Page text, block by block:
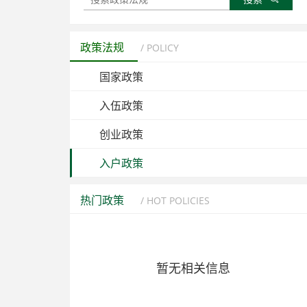
政策法规 / POLICY
国家政策
入伍政策
创业政策
入户政策
热门政策 / HOT POLICIES
暂无相关信息